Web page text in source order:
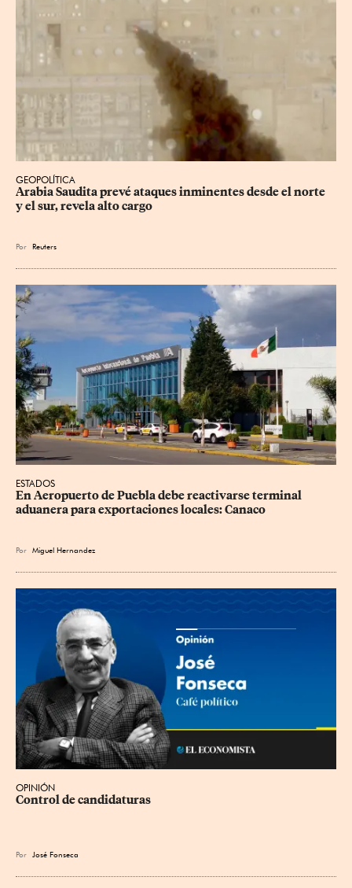
GEOPOLÍTICA
Arabia Saudita prevé ataques inminentes desde el norte
y el sur, revela alto cargo
Por Reuters
ESTADOS
En Aeropuerto de Puebla debe reactivarse terminal
aduanera para exportaciones locales: Canaco
Por Miguel Hernandez
OPINIÓN
Control de candidaturas
Por José Fonseca